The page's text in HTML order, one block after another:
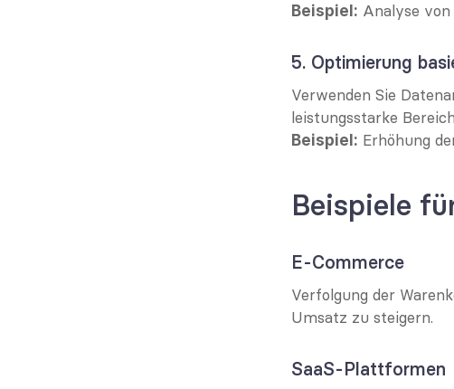
Beispiel: Analyse
5. Optimierung
Verwenden Sie
leistungsstarke
Beispiel: Erhöhung
Beispiele
E-Commerce
Verfolgung der
Umsatz zu steigern.
SaaS-Plattformen